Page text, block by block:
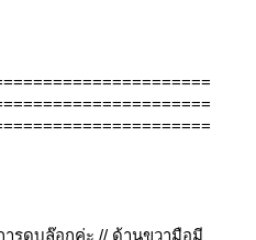
ารดูบล๊อกค่ะ // ด้านขวามือมี